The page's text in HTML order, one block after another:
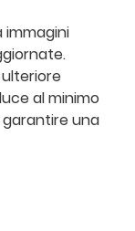
immagini
al minimo
garantire una